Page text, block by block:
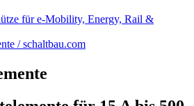
für e-Mobility, Energy, Rail &
/ schaltbau.com